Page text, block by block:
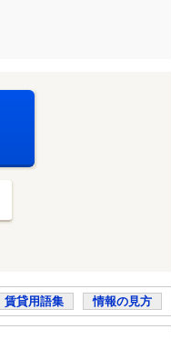
賃貸用語集 情報の見方